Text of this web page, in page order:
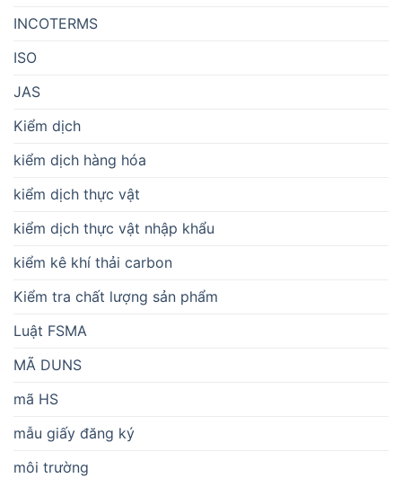
INCOTERMS
ISO
JAS
Kiểm dịch
kiểm dịch hàng hóa
kiểm dịch thực vật
kiểm dịch thực vật nhập khẩu
kiểm kê khí thải carbon
Kiểm tra chất lượng sản phẩm
Luật FSMA
MÃ DUNS
mã HS
mẫu giấy đăng ký
môi trường